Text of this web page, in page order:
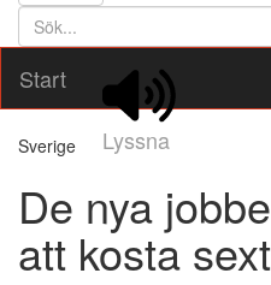
Söktext
Start
Lyssna
Sverige
De nya
att kosta